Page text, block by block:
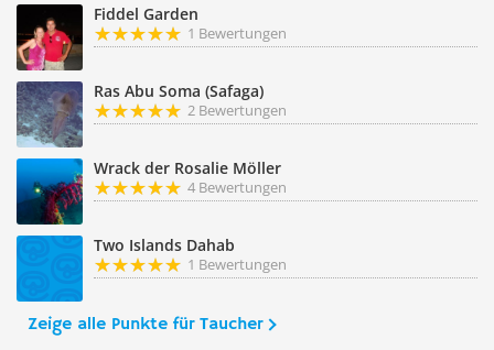
Fiddel Garden
1 Bewertungen
Ras Abu Soma (Safaga)
2 Bewertungen
Wrack der Rosalie Möller
4 Bewertungen
Two Islands Dahab
1 Bewertungen
Zeige alle Punkte für Taucher